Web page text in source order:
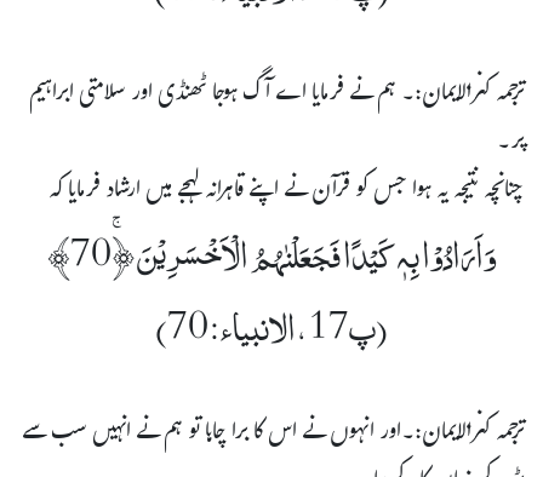
ترجمہ کنزالایمان:۔ ہم نے فرمایا اے آگ ہوجا ٹھنڈی اور سلامتی ابراہیم
پر۔
چنانچہ نتیجہ یہ ہوا جس کو قرآن نے اپنے قاہرانہ لہجے میں ارشاد فرمایا کہ
وَاَرَادُوۡا بِہٖ کَیۡدًا فَجَعَلْنٰہُمُ الْاَخْسَرِیۡنَ ﴿ۚ70﴾
(پ17،الانبیاء:70)
ترجمہ کنزالایمان:۔اور انہوں نے اس کا برا چاہا تو ہم نے انہیں سب سے